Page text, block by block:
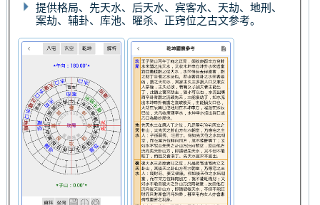
提供格局、先天水、后天水、宾客水、天劫、地刑、
案劫、辅卦、库池、曜杀、正窍位之古文参考。